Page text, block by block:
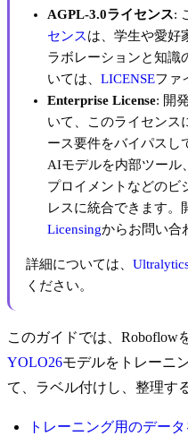
AGPL-3.0ライセンス:
センスは、学生や愛好
ラボレーションと知識
いては、 LICENSEファ
Enterprise License: 開
いて、このライセンス
ース要件をバイパスし
AIモデルを内部ツール
プロイメントなどのビ
レスに統合できます。
Licensingからお問い合
詳細については、
ください。
このガイドでは、Roboflow
YOLO26モデルをトレーニ
て、ラベル付けし、整理す
トレーニング用のデー